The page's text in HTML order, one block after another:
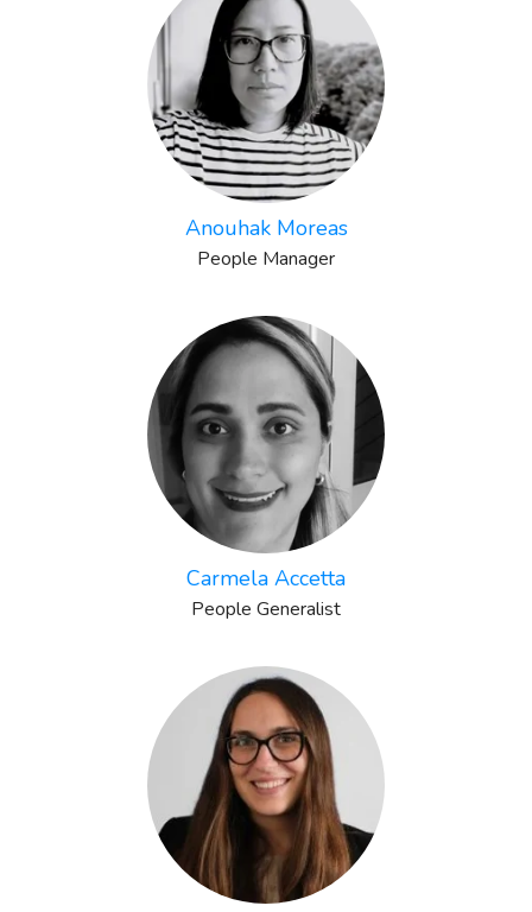
Anouhak Moreas
People Manager
Carmela Accetta
People Generalist